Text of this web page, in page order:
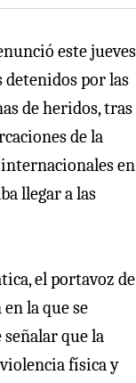
este jueves
detenidos por las
de heridos, tras
de la
en
llegar a las
el portavoz de
la que se
que la
física y